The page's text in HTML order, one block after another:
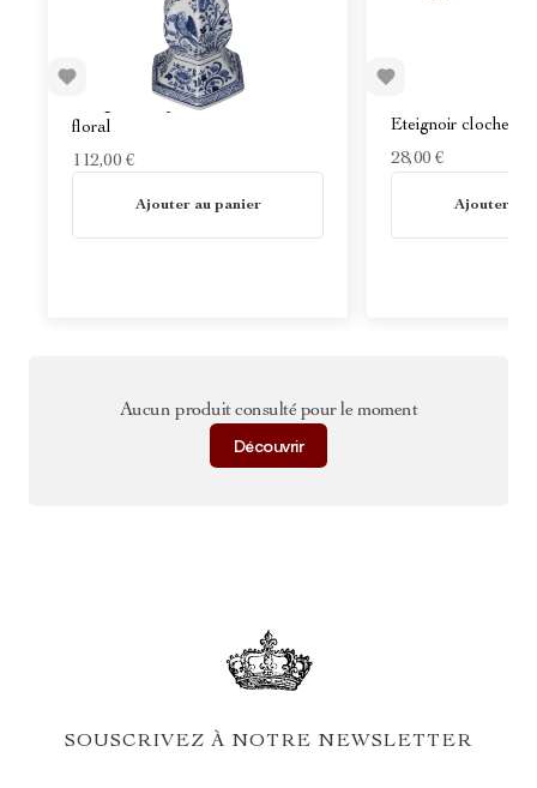
Bougeoir en porcelaine - Motif
floral
112,00 €
Ajouter au panier
Eteignoir cloche -
28,00 €
Ajouter au
Aucun produit consulté pour le moment
Découvrir
SOUSCRIVEZ À NOTRE NEWSLETTER